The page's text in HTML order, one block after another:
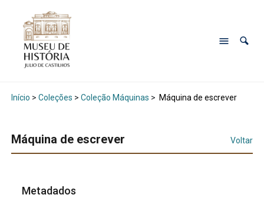
Início > Coleções > Coleção Máquinas > Máquina de escrever
Máquina de escrever Voltar
Metadados